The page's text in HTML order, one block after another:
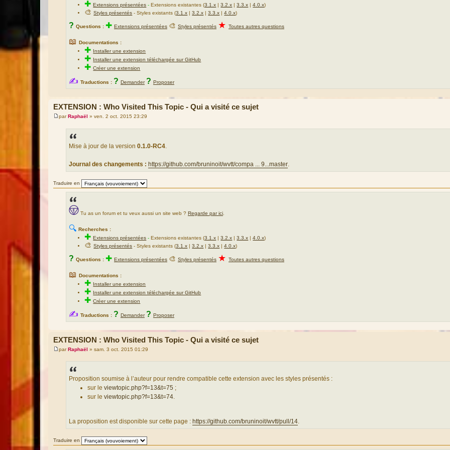
✚Extensions présentées -Extensions existantes (3.1.x |3.2.x |3.3.x |4.0.x)
🎨Styles présentés - Styles existants (3.1.x |3.2.x |3.3.x |4.0.x)
? Questions : ✚ Extensions présentées 🎨 Styles présentés ★ Toutes autres questions
📖 Documentations :
✚ Installer une extension
✚ Installer une extension téléchargée sur GitHub
✚Créer une extension
✍ Traductions : ? Demander ? Proposer
EXTENSION : Who Visited This Topic - Qui a visité ce sujet
M
parRaphaël » ven. 2 oct. 2015 23:29
Mise à jour de la version 0.1.0-RC4
Journal des changements : https://github.com/bruninoit/wvtt/compa ... 9...master
Traduire en
Tu as un forum et tu veux aussi un site web ? Regarde par ici
🔍 Recherches :
✚Extensions présentées -Extensions existantes (3.1.x |3.2.x |3.3.x |4.0.x)
🎨Styles présentés - Styles existants (3.1.x |3.2.x |3.3.x |4.0.x)
? Questions : ✚ Extensions présentées 🎨 Styles présentés ★ Toutes autres questions
📖 Documentations :
✚ Installer une extension
✚ Installer une extension téléchargée sur GitHub
✚Créer une extension
✍ Traductions : ? Demander ? Proposer
EXTENSION : Who Visited This Topic - Qui a visité ce sujet
M
parRaphaël » sam. 3 oct. 2015 01:29
Proposition soumise à l’auteur pour rendre compatible cette extension avec les styles présentés :
sur leviewtopic.php?f=13&t=75 ;
sur leviewtopic.php?f=13&t=74.
La proposition est disponible sur cette page : https://github.com/bruninoit/wvtt/pull/14
Traduire en